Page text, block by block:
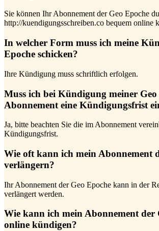
Sie können Ihr Abonnement der Geo Epoche
http://kuendigungsschreiben.co bequem online
In welcher Form muss ich meine
Epoche schicken?
Ihre Kündigung muss schriftlich erfolgen.
Muss ich bei Kündigung meiner Geo
Abonnement eine Kündigungsfrist
Ja, bitte beachten Sie die im Abonnement
Kündigungsfrist.
Wie oft kann ich mein Abonnement
verlängern?
Ihr Abonnement der Geo Epoche kann in der
verlängert werden.
Wie kann ich mein Abonnement der
online kündigen?